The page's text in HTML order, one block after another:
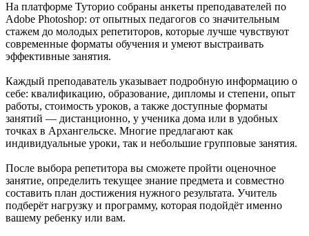
На платформе Туторио собраны анкеты преподавателей по
Adobe Photoshop: от опытных педагогов со значительным
стажем до молодых репетиторов, которые лучше чувствуют
современные форматы обучения и умеют выстраивать
эффективные занятия.
Каждый преподаватель указывает подробную информацию о
себе: квалификацию, образование, дипломы и степени, опыт
работы, стоимость уроков, а также доступные форматы
занятий — дистанционно, у ученика дома или в удобных
точках в Архангельске. Многие предлагают как
индивидуальные уроки, так и небольшие групповые занятия.
После выбора репетитора вы сможете пройти оценочное
занятие, определить текущее знание предмета и совместно
составить план достижения нужного результата. Учитель
подберёт нагрузку и программу, которая подойдёт именно
вашему ребенку или вам.